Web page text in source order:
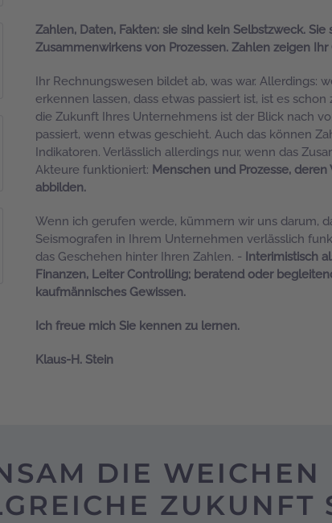
Zahlen, Daten, Fakten: sie sind kein Selbstzweck.
Zusammenwirkens von Prozessen. Zahlen zeigen
Ihr Rechnungswesen bildet ab, was war. Allerdings:
erkennen lassen, dass etwas passiert ist, ist es
die Zukunft Ihres Unternehmens ist der Blick nach
passiert, wenn etwas geschieht. Auch das können
Indikatoren. Verlässlich allerdings nur, wenn das
Akteure funktioniert: Menschen und Prozesse,
abbilden.
Wenn ich gerufen werde, kümmern wir uns darum,
Seismografen in Ihrem Unternehmen verlässlich
das Geschehen hinter Ihren Zahlen. - Interimistisch
Finanzen, Leiter Controlling; beratend oder
kaufmännisches Gewissen.
Ich freue mich Sie kennen zu lernen.
Klaus-H. Stein
DIE WEICHEN
ZUKUNFT